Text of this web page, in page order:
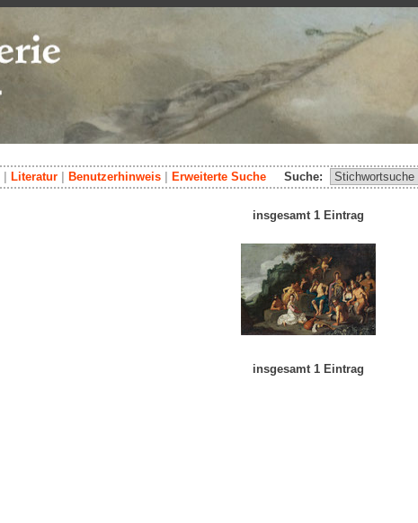
Suche:
Literatur Benutzerhinweis Erweiterte Suche
insgesamt 1 Eintrag
insgesamt 1 Eintrag